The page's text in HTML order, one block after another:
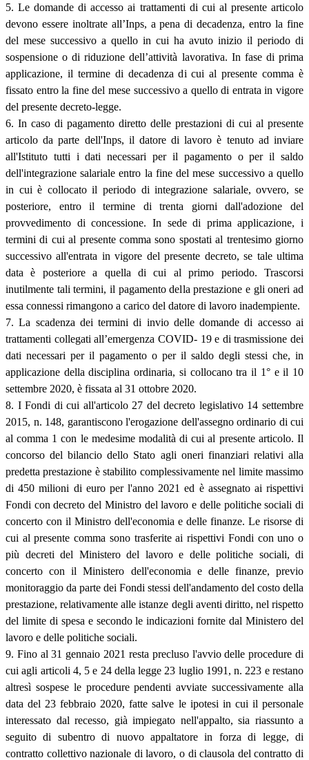
5. Le domande di accesso ai trattamenti di cui al presente articolo
devono essere inoltrate all’Inps, a pena di decadenza, entro la fine
del mese successivo a quello in cui ha avuto inizio il periodo di
sospensione o di riduzione dell’attività lavorativa. In fase di prima
applicazione, il termine di decadenza di cui al presente comma è
fissato entro la fine del mese successivo a quello di entrata in vigore
del presente decreto-legge.
6. In caso di pagamento diretto delle prestazioni di cui al presente
articolo da parte dell'Inps, il datore di lavoro è tenuto ad inviare
all'Istituto tutti i dati necessari per il pagamento o per il saldo
dell'integrazione salariale entro la fine del mese successivo a quello
in cui è collocato il periodo di integrazione salariale, ovvero, se
posteriore, entro il termine di trenta giorni dall'adozione del
provvedimento di concessione. In sede di prima applicazione, i
termini di cui al presente comma sono spostati al trentesimo giorno
successivo all'entrata in vigore del presente decreto, se tale ultima
data è posteriore a quella di cui al primo periodo. Trascorsi
inutilmente tali termini, il pagamento della prestazione e gli oneri ad
essa connessi rimangono a carico del datore di lavoro inadempiente.
7. La scadenza dei termini di invio delle domande di accesso ai
trattamenti collegati all’emergenza COVID- 19 e di trasmissione dei
dati necessari per il pagamento o per il saldo degli stessi che, in
applicazione della disciplina ordinaria, si collocano tra il 1° e il 10
settembre 2020, è fissata al 31 ottobre 2020.
8. I Fondi di cui all'articolo 27 del decreto legislativo 14 settembre
2015, n. 148, garantiscono l'erogazione dell'assegno ordinario di cui
al comma 1 con le medesime modalità di cui al presente articolo. Il
concorso del bilancio dello Stato agli oneri finanziari relativi alla
predetta prestazione è stabilito complessivamente nel limite massimo
di 450 milioni di euro per l'anno 2021 ed è assegnato ai rispettivi
Fondi con decreto del Ministro del lavoro e delle politiche sociali di
concerto con il Ministro dell'economia e delle finanze. Le risorse di
cui al presente comma sono trasferite ai rispettivi Fondi con uno o
più decreti del Ministero del lavoro e delle politiche sociali, di
concerto con il Ministero dell'economia e delle finanze, previo
monitoraggio da parte dei Fondi stessi dell'andamento del costo della
prestazione, relativamente alle istanze degli aventi diritto, nel rispetto
del limite di spesa e secondo le indicazioni fornite dal Ministero del
lavoro e delle politiche sociali.
9. Fino al 31 gennaio 2021 resta precluso l'avvio delle procedure di
cui agli articoli 4, 5 e 24 della legge 23 luglio 1991, n. 223 e restano
altresì sospese le procedure pendenti avviate successivamente alla
data del 23 febbraio 2020, fatte salve le ipotesi in cui il personale
interessato dal recesso, già impiegato nell'appalto, sia riassunto a
seguito di subentro di nuovo appaltatore in forza di legge, di
contratto collettivo nazionale di lavoro, o di clausola del contratto di